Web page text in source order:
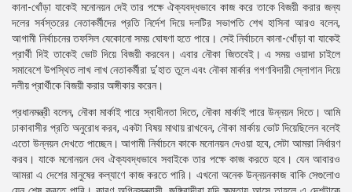
কানা-খোঁড়া যাকেই মনোনয়ন দেই তার পক্ষে ঐক্যবদ্ধভাবে কাজ করে তাকে বিজয়ী করার জন্য
দলের সর্বস্তরের নেতাকর্মীদের প্রতি নির্দেশ দিয়ে দলটির সভাপতি শেখ হাসিনা আরও বলেন,
আগামী নির্বাচনের তফসিল যেকোনো সময় ঘোষণা হতে পারে। সেই নির্বাচনে কানা-খোঁড়া বা যাকেই
প্রার্থী দিই তাকেই ভোট দিয়ে বিজয়ী করবেন। এবার নৌকা জিতবেই। এ সময় ওয়াদা চাইলে
সমাবেশে উপস্থিত লাখ লাখ নেতাকর্মীরা দু’হাত তুলে এবং নৌকা মার্কার গগণবিদারী স্লোগান দিয়ে
দলীয় প্রার্থীকে বিজয়ী করার অঙ্গীকার করেন।
প্রধানমন্ত্রী বলেন, নৌকা মার্কাই পারে স্বাধীনতা দিতে, নৌকা মার্কাই পারে উন্নয়ন দিতে। আমি
ঢাকাবাসীর প্রতি অনুরোধ করব, একটা বিষয় মাথায় রাখবেন, নৌকা মার্কায় ভোট দিয়েছিলেন বলেই
এতো উন্নয়ন দেখতে পাচ্ছেন। আগামী নির্বাচনে কাকে মনোনয়ন দেওয়া হবে, সেটা আমরা নির্ধারণ
করব। যাকে মনোনয়ন দেব ঐক্যবদ্ধভাবে সবাইকে তার পক্ষে কাজ করতে হবে। যেন আবারও
আমরা এ দেশের মানুষের কল্যাণে কাজ করতে পারি। এখনো অনেক উন্নয়নকাজ বাকি সেগুলোও